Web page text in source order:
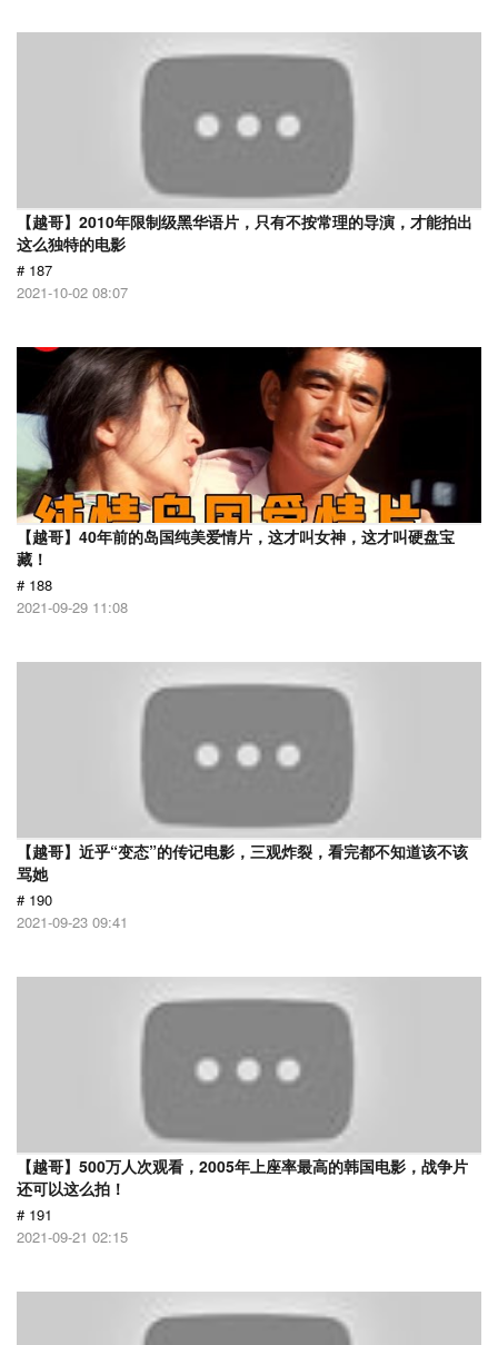
【越哥】2010年限制级黑华语片，只有不按常理的导演，才能拍出
这么独特的电影
# 187
2021-10-02 08:07
【越哥】40年前的岛国纯美爱情片，这才叫女神，这才叫硬盘宝
藏！
# 188
2021-09-29 11:08
【越哥】近乎“变态”的传记电影，三观炸裂，看完都不知道该不该
骂她
# 190
2021-09-23 09:41
【越哥】500万人次观看，2005年上座率最高的韩国电影，战争片
还可以这么拍！
# 191
2021-09-21 02:15